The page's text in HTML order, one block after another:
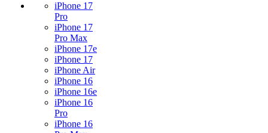
iPhone 17
Pro
iPhone 17
Pro Max
iPhone 17e
iPhone 17
iPhone Air
iPhone 16
iPhone 16e
iPhone 16
Pro
iPhone 16